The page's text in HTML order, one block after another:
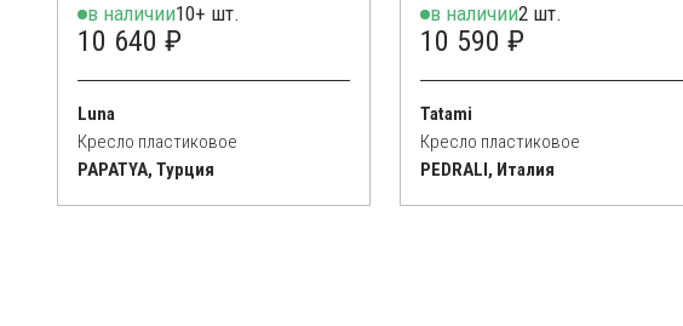
в наличии10+ шт.
10 640 ₽
Luna
Кресло пластиковое
PAPATYA, Турция
в наличии2 шт.
10 590 ₽
Tatami
Кресло пластиковое
PEDRALI, Италия